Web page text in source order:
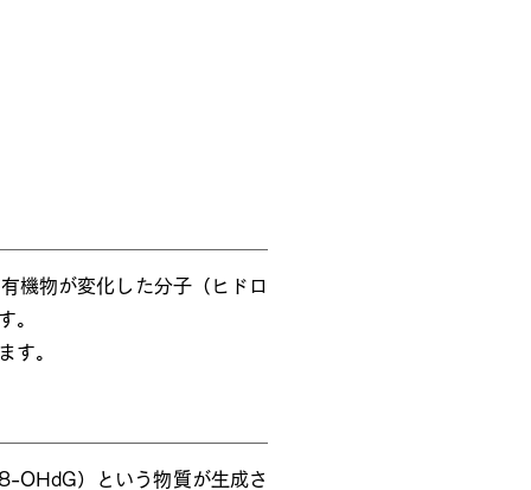
機物が変化した分子（ヒドロ
。
す。
OHdG）という物質が生成さ